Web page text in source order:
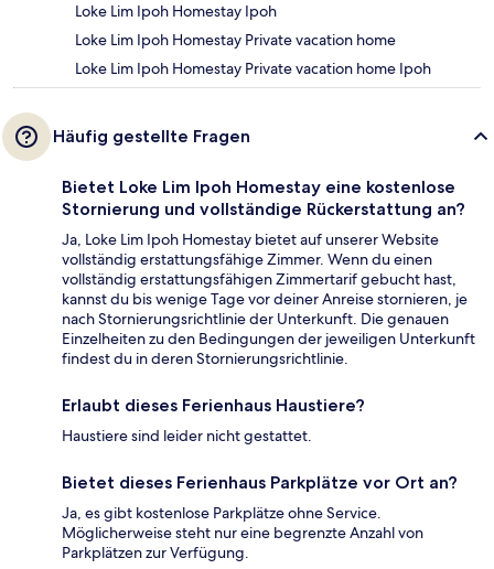
Loke Lim Ipoh Homestay Ipoh
Loke Lim Ipoh Homestay Private vacation home
Loke Lim Ipoh Homestay Private vacation home Ipoh
Häufig gestellte Fragen
Bietet Loke Lim Ipoh Homestay eine kostenlose
Stornierung und vollständige Rückerstattung an?
Ja, Loke Lim Ipoh Homestay bietet auf unserer Website
vollständig erstattungsfähige Zimmer. Wenn du einen
vollständig erstattungsfähigen Zimmertarif gebucht hast,
kannst du bis wenige Tage vor deiner Anreise stornieren, je
nach Stornierungsrichtlinie der Unterkunft. Die genauen
Einzelheiten zu den Bedingungen der jeweiligen Unterkunft
findest du in deren Stornierungsrichtlinie.
Erlaubt dieses Ferienhaus Haustiere?
Haustiere sind leider nicht gestattet.
Bietet dieses Ferienhaus Parkplätze vor Ort an?
Ja, es gibt kostenlose Parkplätze ohne Service.
Möglicherweise steht nur eine begrenzte Anzahl von
Parkplätzen zur Verfügung.